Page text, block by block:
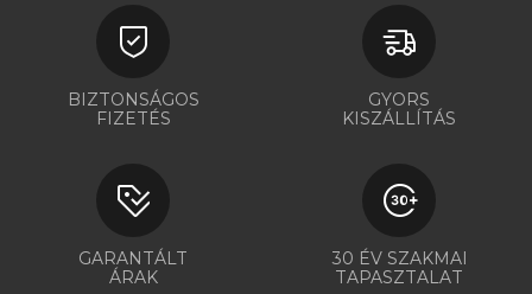
BIZTONSÁGOS
FIZETÉS
GYORS
KISZÁLLÍTÁS
GARANTÁLT
ÁRAK
30 ÉV SZAKMAI
TAPASZTALAT